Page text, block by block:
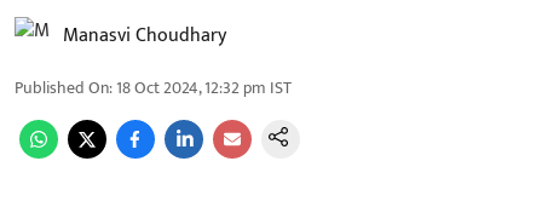
Manasvi Choudhary
Published On:18 Oct 2024, 12:32 pm IST